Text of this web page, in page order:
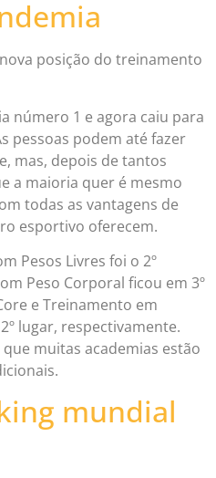
posição do treinamento
número 1 e agora caiu para
pessoas podem até fazer
mas, depois de tantos
a maioria quer é mesmo
todas as vantagens de
esportivo oferecem.
Pesos Livres foi o 2º
Peso Corporal ficou em 3º
e Treinamento em
lugar, respectivamente.
muitas academias estão
mundial